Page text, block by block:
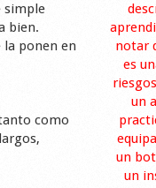
simple
bien.
ponen en
como
notar
es
un
un
un